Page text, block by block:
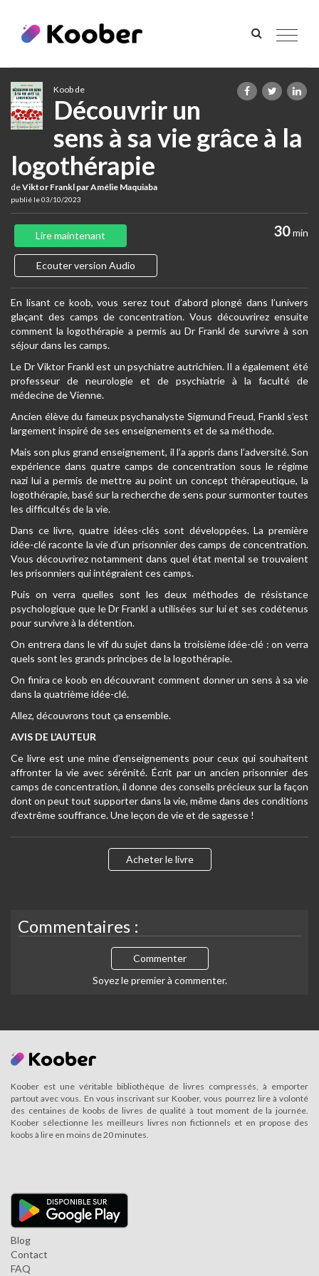
Toggle
Koob de
Découvrir un
sens à sa vie grâce à la
logothérapie
deViktor Frankl par Amélie Maquiaba
publié le 03/10/2023
30min
Lire maintenant
Ecouter version Audio
En lisant ce koob, vous serez tout d’abord plongé dans l’univers
glaçant des camps de concentration. Vous découvrirez ensuite
comment la logothérapie a permis au Dr Frankl de survivre à son
séjour dans les camps.
Le Dr Viktor Frankl est un psychiatre autrichien. Il a également été
professeur de neurologie et de psychiatrie à la faculté de
médecine de Vienne.
Ancien élève du fameux psychanalyste Sigmund Freud, Frankl s’est
largement inspiré de ses enseignements et de sa méthode.
Mais son plus grand enseignement, il l’a appris dans l’adversité. Son
expérience dans quatre camps de concentration sous le régime
nazi lui a permis de mettre au point un concept thérapeutique, la
logothérapie, basé sur la recherche de sens pour surmonter toutes
les difficultés de la vie.
Dans ce livre, quatre idées-clés sont développées. La première
idée-clé raconte la vie d’un prisonnier des camps de concentration.
Vous découvrirez notamment dans quel état mental se trouvaient
les prisonniers qui intégraient ces camps.
Puis on verra quelles sont les deux méthodes de résistance
psychologique que le Dr Frankl a utilisées sur lui et ses codétenus
pour survivre à la détention.
On entrera dans le vif du sujet dans la troisième idée-clé : on verra
quels sont les grands principes de la logothérapie.
On finira ce koob en découvrant comment donner un sens à sa vie
dans la quatrième idée-clé.
Allez, découvrons tout ça ensemble.
AVIS DE L’AUTEUR
Ce livre est une mine d’enseignements pour ceux qui souhaitent
affronter la vie avec sérénité. Écrit par un ancien prisonnier des
camps de concentration, il donne des conseils précieux sur la façon
dont on peut tout supporter dans la vie, même dans des conditions
d’extrême souffrance. Une leçon de vie et de sagesse !
Acheter le livre
Commentaires :
Commenter
Soyez le premier à commenter.
Koober est une véritable bibliothèque de livres compressés, à emporter
partout avec vous. En vous inscrivant sur Koober, vous pourrez lire à volonté
des centaines de koobs de livres de qualité à tout moment de la journée.
Koober sélectionne les meilleurs livres non fictionnels et en propose des
koobs à lire en moins de 20 minutes.
Blog
Contact
FAQ